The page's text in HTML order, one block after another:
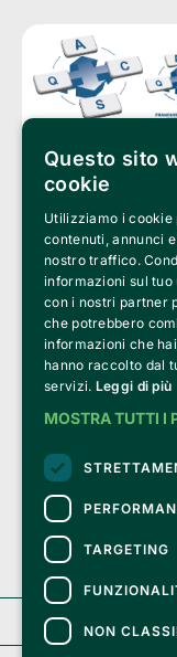
Clappit è un marchio di
Bemils Srl
a Socio Unico
Via Fosse Ardeatine, 4 -
PI 05589050961
Iscr. C.C.I.A.A. Milano
© 2010-2025 Bemils Srl -
Credits:
Clappit è basato sulla
dall’Agenzia delle
2025.
sono sicuri e protetti da
con crittografia a 128 bit.
Clappit
Questo sito
cookie
Utilizziamo i
contenuti, annunci
nostro traffico.
informazioni sul
con i nostri partner
che potrebbero
informazioni che
hanno raccolto dal
servizi. Leggi di più
MOSTRA TUTTI I
TARGETING
NON